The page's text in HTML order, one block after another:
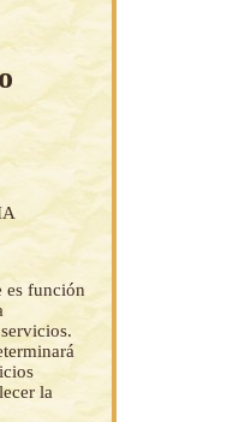
es función
la